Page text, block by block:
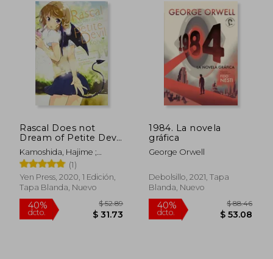
40%
dcto.
45%
dcto.
Rascal Does not
Dream of Petite Devil
Kohai (Manga): 2
(Rascal Does not
Dream, 2) (en Inglés)
Kamoshida, Hajime ;
Asakusa, Tsukumo ;
Mizoguchi, Keji
(1)
Yen Press, 2020, 1 Edición,
Tapa Blanda, Nuevo
1984. La novela
gráfica
George Orwell
Debolsillo, 2021, Tapa
Blanda, Nuevo